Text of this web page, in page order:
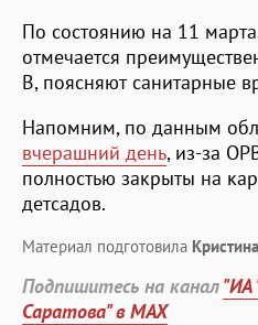
По состоянию на 11
отмечается
B, поясняют санитарные
Напомним, по данным
вчерашний день, из-за
полностью закрыты на
детсадов.
Материал подготовила
Подпишитесь на канал"ИА
Саратова" в MAX